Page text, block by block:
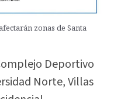
zonas de Santa
Deportivo
Norte, Villas